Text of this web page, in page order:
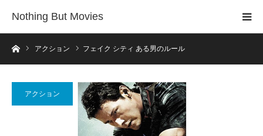
Nothing But Movies
ホームアクション フェイク シティ ある男のルール
アクション